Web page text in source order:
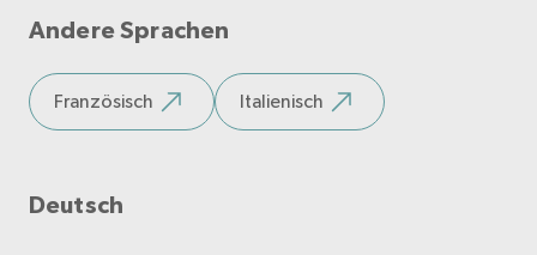
Akzeptieren
Andere Sprachen
Französisch Italienisch
Deutsch